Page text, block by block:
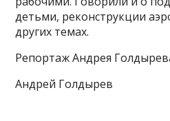
детьми, реконструкции
других темах.
Репортаж Андрея
Андрей Голдырев